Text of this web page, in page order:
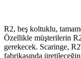
R2, beş koltuklu,
Özellikle müşterilerin
gerekecek. Scaringe,
fabrikasında